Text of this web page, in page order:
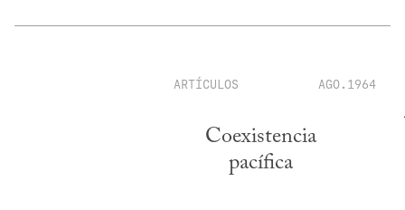
ARTÍCULOS AGO.1964
Coexistencia
pacífica